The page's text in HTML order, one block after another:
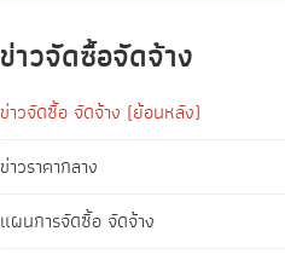
ข่าวจัดซื้อจัดจ้าง
ข่าวจัดซื้อ จัดจ้าง (ย้อนหลัง)
ข่าวราคากลาง
แผนการจัดซื้อ จัดจ้าง